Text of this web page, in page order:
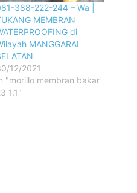
388-222-244 – Wa |
MEMBRAN
di
MANGGARAI
12/2021
"morillo membran bakar
1.1"